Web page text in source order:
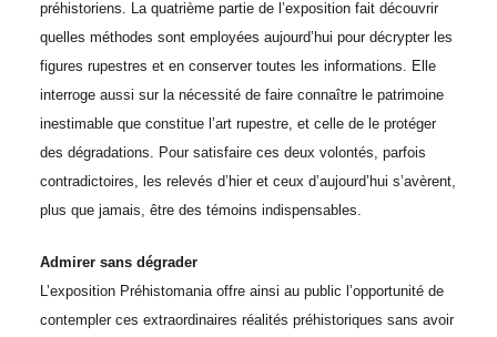
préhistoriens. La quatrième partie de l’exposition fait découvrir
quelles méthodes sont employées aujourd’hui pour décrypter les
figures rupestres et en conserver toutes les informations. Elle
interroge aussi sur la nécessité de faire connaître le patrimoine
inestimable que constitue l’art rupestre, et celle de le protéger
des dégradations. Pour satisfaire ces deux volontés, parfois
contradictoires, les relevés d’hier et ceux d’aujourd’hui s’avèrent,
plus que jamais, être des témoins indispensables.
Admirer sans dégrader
L’exposition Préhistomania offre ainsi au public l’opportunité de
contempler ces extraordinaires réalités préhistoriques sans avoir